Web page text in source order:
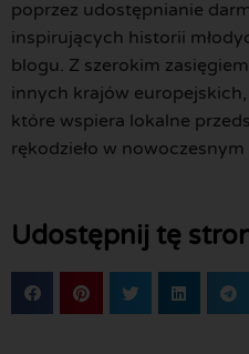
poprzez udostępnianie
inspirujących historii
blogu. Z szerokim
innych krajów
które wspiera lokalne
rękodzieło w
Udostępnij tę